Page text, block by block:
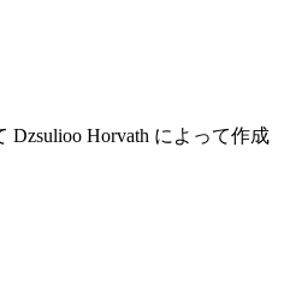
Dzsulioo Horvath によって作成